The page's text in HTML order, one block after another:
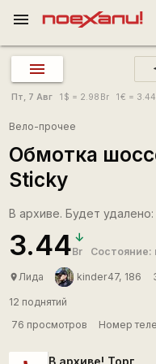
menu
Пт, 7 Авг 1 $ = 2.98 Br 1€ = 3.44
Вело-прочее
Обмотка
Sticky
В архиве. Будет
3.44Br Состояние:
placeЛида kinder47, 186
12 поднятий
76 просмотров
Номер
В архиве! Торг